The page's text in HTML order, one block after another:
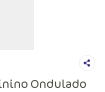
Ondulado